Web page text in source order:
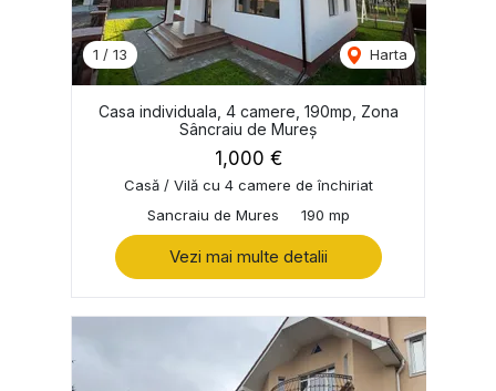
1 / 13 Harta
Casa individuala, 4 camere, 190mp, Zona
Sâncraiu de Mureș
1,000 €
Casă / Vilă cu 4 camere de închiriat
Sancraiu de Mures
190 mp
Vezi mai multe detalii